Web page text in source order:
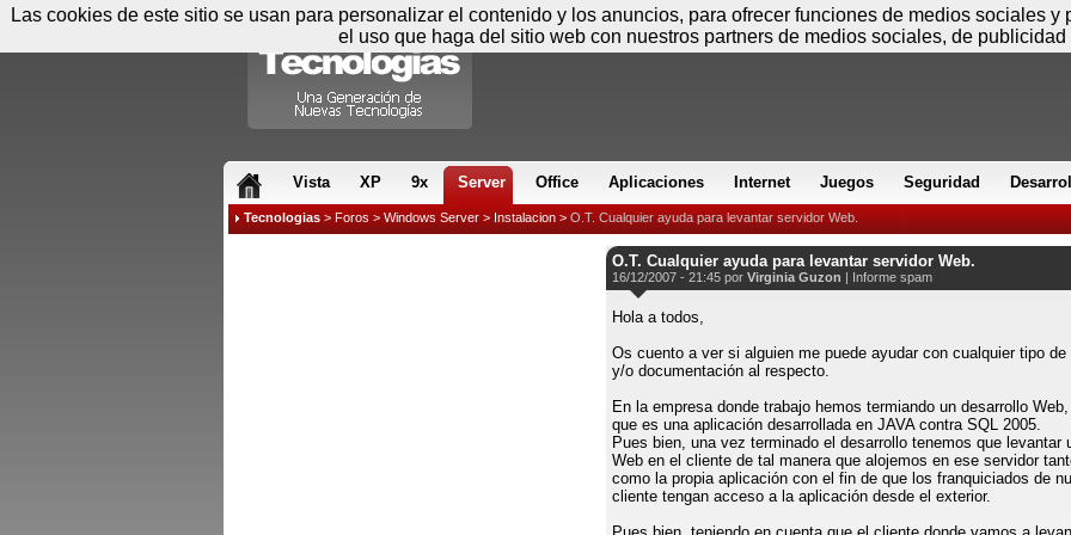
Vista XP 9x Server Office Aplicaciones Internet Juegos Seguridad
Tecnologias > Foros > Windows Server > Instalacion > O.T. Cualquier ayuda para levantar servidor Web.
O.T. Cualquier ayuda para levantar servidor Web.
16/12/2007 - 21:45 por Virginia Guzon | Informe spam
Hola a todos,
Os cuento a ver si alguien me puede ayudar con cualquier tipo de
y/o documentación al respecto.
En la empresa donde trabajo hemos termiando un desarrollo
que es una aplicación desarrollada en JAVA contra SQL 2005.
Pues bien, una vez terminado el desarrollo tenemos que levantar
Web en el cliente de tal manera que alojemos en ese servidor
como la propia aplicación con el fin de que los franquiciados de
cliente tengan acceso a la aplicación desde el exterior.
Las cookies de este sitio se usan para personalizar el contenido y los anuncios, para ofrecer funciones de medios sociales
el uso que haga del sitio web con nuestros partners de medios sociales, de